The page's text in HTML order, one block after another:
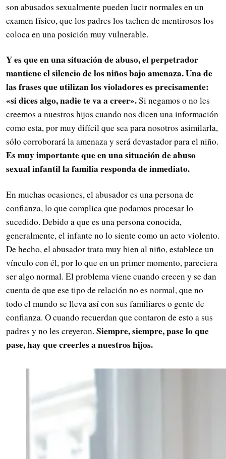
son abusados sexualmente pueden lucir normales en un
examen físico, que los padres los tachen de mentirosos los
coloca en una posición muy vulnerable.
Y es que en una situación de abuso, el perpetrador
mantiene el silencio de los niños bajo amenaza. Una de
las frases que utilizan los violadores es precisamente:
«si dices algo, nadie te va a creer».Si negamos o no les
creemos a nuestros hijos cuando nos dicen una información
como esta, por muy difícil que sea para nosotros asimilarla,
sólo corroborará la amenaza y será devastador para el niño.
Es muy importante que en una situación de abuso
sexual infantil la familia responda de inmediato.
En muchas ocasiones, el abusador es una persona de
confianza, lo que complica que podamos procesar lo
sucedido. Debido a que es una persona conocida,
generalmente, el infante no lo siente como un acto violento.
De hecho, el abusador trata muy bien al niño, establece un
vínculo con él, por lo que en un primer momento, pareciera
ser algo normal. El problema viene cuando crecen y se dan
cuenta de que ese tipo de relación no es normal, que no
todo el mundo se lleva así con sus familiares o gente de
confianza. O cuando recuerdan que contaron de esto a sus
padres y no les creyeron. Siempre, siempre, pase lo que
pase, hay que creerles a nuestros hijos.